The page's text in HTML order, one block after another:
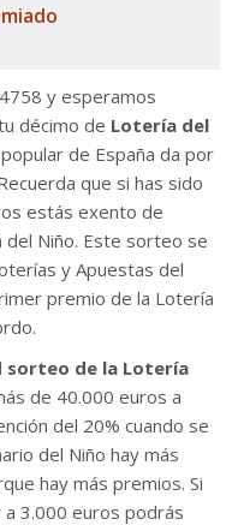
y esperamos
décimo de Lotería del
de España da por
que si has sido
estás exento de
Niño. Este sorteo se
y Apuestas del
premio de la Lotería
sorteo de la Lotería
de 40.000 euros a
del 20% cuando se
del Niño hay más
hay más premios. Si
3.000 euros podrás